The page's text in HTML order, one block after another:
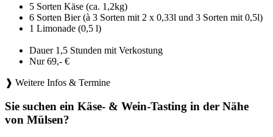
5 Sorten Käse (ca. 1,2kg)
6 Sorten Bier (à 3 Sorten mit 2 x 0,33l und 3 Sorten mit 0,5l)
1 Limonade (0,5 l)
Dauer 1,5 Stunden mit Verkostung
Nur 69,- €
❱ Weitere Infos & Termine
Sie suchen ein Käse- & Wein-Tasting in der Nähe
von Mülsen?